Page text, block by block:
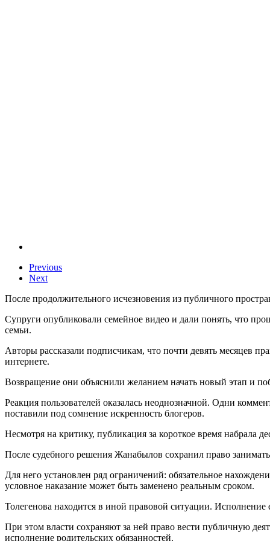
Previous
Next
После продолжительного исчезновения из публичного
Супруги опубликовали семейное видео и дали понять, что
семьи.
Авторы рассказали подписчикам, что почти девять месяцев
интернете.
Возвращение они объяснили желанием начать новый этап и
Реакция пользователей оказалась неоднозначной. Одни
поставили под сомнение искренность блогеров.
Несмотря на критику, публикация за короткое время набрала
После судебного решения Жанабылов сохранил право
Для него установлен ряд ограничений: обязательное
условное наказание может быть заменено реальным сроком.
Толегенова находится в иной правовой ситуации.
При этом власти сохраняют за ней право вести публичную
исполнение родительских обязанностей.